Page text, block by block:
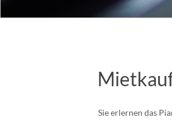
Sie erlernen das